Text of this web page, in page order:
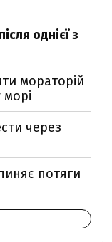
однієї з
мораторій
через
потяги